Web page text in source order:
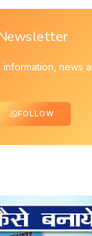
news
FOLLOW